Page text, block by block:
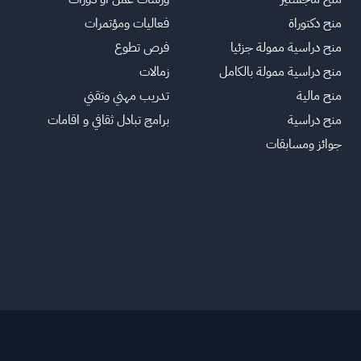
منح دكتوراة
منح دراسية ممولة جزئيا
منح دراسية ممولة بالكامل
منح مالية
منح دراسية
جوائز ومسابقات
فعاليات ومؤتمرات
فرص تطوع
زمالات
تدريب مهني وتقني
برامج تبادل ثقافي و اقامات